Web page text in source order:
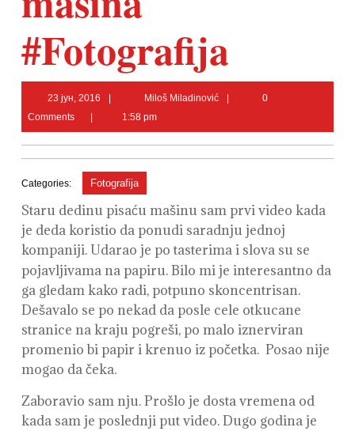
#Fotografija
23 јун, 2016
2016
Miloš Miladinović
0
Comments
1:58 pm
Categories: Fotografija
Staru dedinu pisaću mašinu sam prvi video kada
je deda koristio da ponudi saradnju jednoj
kompaniji.Udarao je po tasterima i slova su se
pojavljivama na papiru. Bilo mi je interesantno da
ga gledam kako radi, potpuno skoncentrisan.
Dešavalo se po nekad da posle cele otkucane
stranice na kraju pogreši, po malo iznerviran
promenio bi papir i krenuo iz početka. Posao nije
mogao da čeka.
Zaboravio sam nju. Prošlo je dosta vremena od
kada sam je poslednji put video. Dugo godina je